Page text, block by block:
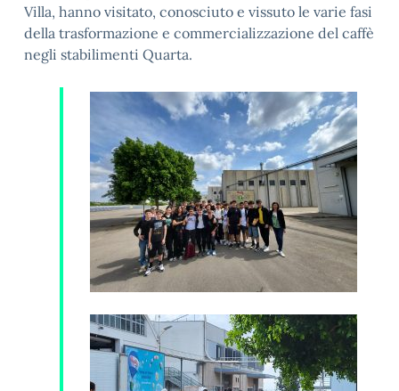
Villa, hanno visitato, conosciuto e vissuto le varie fasi
della trasformazione e commercializzazione del caffè
negli stabilimenti Quarta.